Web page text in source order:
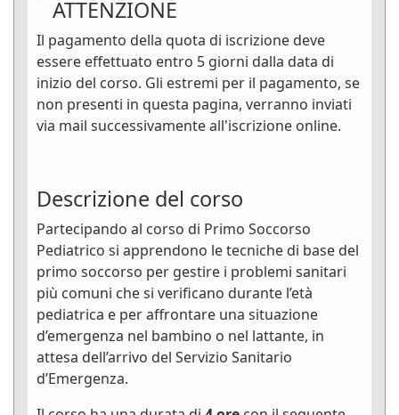
ATTENZIONE
Il pagamento della quota di iscrizione deve
essere effettuato entro 5 giorni dalla data di
inizio del corso. Gli estremi per il pagamento, se
non presenti in questa pagina, verranno inviati
via mail successivamente all'iscrizione online.
Descrizione del corso
Partecipando al corso di Primo Soccorso
Pediatrico si apprendono le tecniche di base del
primo soccorso per gestire i problemi sanitari
più comuni che si verificano durante l’età
pediatrica e per affrontare una situazione
d’emergenza nel bambino o nel lattante, in
attesa dell’arrivo del Servizio Sanitario
d’Emergenza.